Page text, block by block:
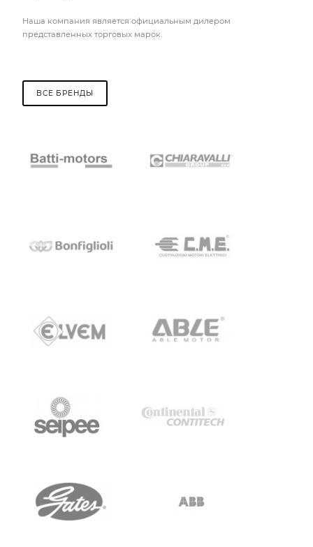
Наша компания является официальным дилером
представленных торговых марок.
ВСЕ БРЕНДЫ